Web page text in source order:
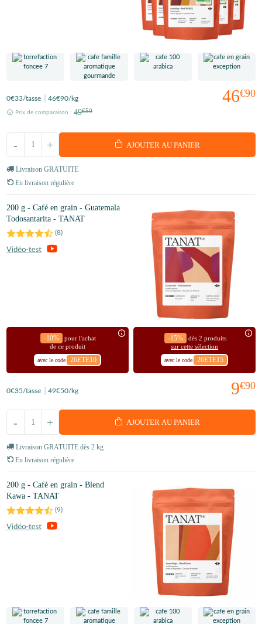
46€90
0€33/tasse 46€90/kg
Prix de comparaison : 49€50
+
- AJOUTER AU PANIER
Livraison GRATUITE
En livraison régulière
200 g - Café en grain - Guatemala
Todosantarita - TANAT
(8)
-10%
pour l'achat
de ce produit
avec le code 26ETE10
-15%
dès 2 produits
sur cette sélection
avec le code 26ETE15
9€90
0€35/tasse 49€50/kg
+
- AJOUTER AU PANIER
Livraison GRATUITE dès 2 kg
En livraison régulière
200 g - Café en grain - Blend
Kawa - TANAT
(9)